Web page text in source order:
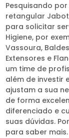
Pesquisando
retangular
para solicitar
Higiene, por
Vassoura,
Extensores e
um time de
além de investir
ajustam a sua
de forma
diferenciado e
suas dúvidas.
para saber mais.